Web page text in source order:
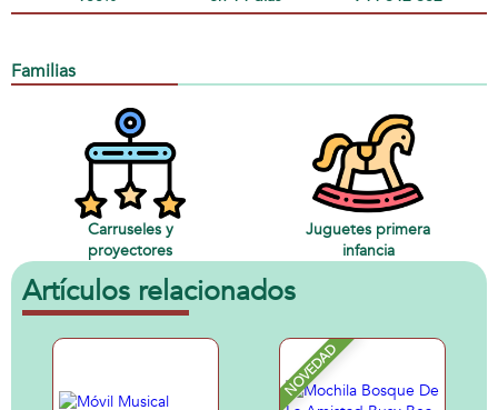
Familias
Carruseles y
proyectores
Juguetes primera
infancia
Artículos relacionados
NOVEDAD